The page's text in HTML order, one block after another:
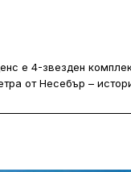
спално бельо и
срещу допълнително
на басейна и лоби
а до летището
е 4-звезден
от Несебър –
природа, а